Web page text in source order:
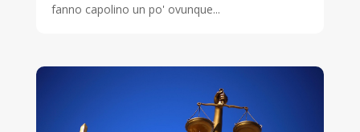
fanno capolino un po' ovunque...